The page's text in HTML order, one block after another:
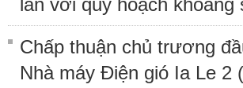
Chấp thuận chủ trương
Nhà máy Điện gió Ia Le 2